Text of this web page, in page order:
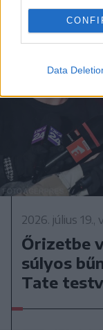
Data
2026. július 19.,
Őrizetbe
súlyos
Tate